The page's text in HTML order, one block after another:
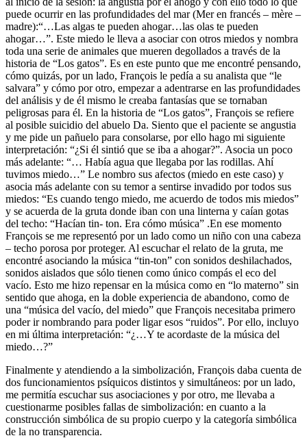
puede ocurrir en las profundidades del mar (Mer en francés – mère –
madre):“…Las algas te pueden ahogar…las olas te pueden
ahogar…”. Este miedo le lleva a asociar con otros miedos y nombra
toda una serie de animales que mueren degollados a través de la
historia de “Los gatos”. Es en este punto que me encontré pensando,
cómo quizás, por un lado, François le pedía a su analista que “le
salvara” y cómo por otro, empezar a adentrarse en las profundidades
del análisis y de él mismo le creaba fantasías que se tornaban
peligrosas para él. En la historia de “Los gatos”, François se refiere
al posible suicidio del abuelo Da. Siento que el paciente se angustia
y me pide un pañuelo para consolarse, por ello hago mi siguiente
interpretación: “¿Si él sintió que se iba a ahogar?”. Asocia un poco
más adelante: “… Había agua que llegaba por las rodillas. Ahí
tuvimos miedo…” Le nombro sus afectos (miedo en este caso) y
asocia más adelante con su temor a sentirse invadido por todos sus
miedos: “Es cuando tengo miedo, me acuerdo de todos mis miedos”
y se acuerda de la gruta donde iban con una linterna y caían gotas
del techo: “Hacían tin- ton. Era cómo música” .En ese momento
François se me representó por un lado como un niño con una cabeza
– techo porosa por proteger. Al escuchar el relato de la gruta, me
encontré asociando la música “tin-ton” con sonidos deshilachados,
sonidos aislados que sólo tienen como único compás el eco del
vacío. Esto me hizo repensar en la música como en “lo materno” sin
sentido que ahoga, en la doble experiencia de abandono, como de
una “música del vacío, del miedo” que François necesitaba primero
poder ir nombrando para poder ligar esos “ruidos”. Por ello, incluyo
en mi última interpretación: “¿…Y te acordaste de la música del
miedo…?”
Finalmente y atendiendo a la simbolización, François daba cuenta de
dos funcionamientos psíquicos distintos y simultáneos: por un lado,
me permitía escuchar sus asociaciones y por otro, me llevaba a
cuestionarme posibles fallas de simbolización: en cuanto a la
construcción simbólica de su propio cuerpo y la categoría simbólica
de la no transparencia.